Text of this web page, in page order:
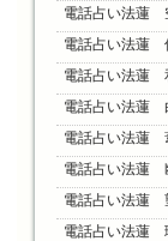
電話占い法蓮
電話占い法蓮
電話占い法蓮
電話占い法蓮
電話占い法蓮
電話占い法蓮
電話占い法蓮
電話占い法蓮